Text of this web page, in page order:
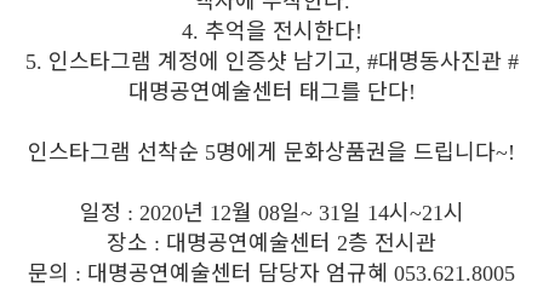
4. 추억을 전시한다!
5. 인스타그램 계정에 인증샷 남기고, #대명동사진관 #
대명공연예술센터 태그를 단다!
인스타그램 선착순 5명에게 문화상품권을 드립니다~!
일정 : 2020년 12월 08일~ 31일 14시 ~21시
장소 : 대명공연예술센터 2층 전시관
문의 : 대명공연예술센터 담당자 엄규혜 053.621.8005